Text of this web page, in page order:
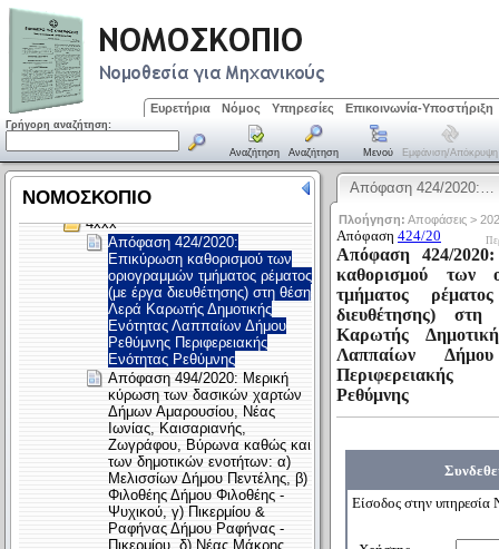
Ευρετήρια Νόμος Υπηρεσίες Επικοινωνία-Υποστήριξη
Γρήγορη αναζήτηση:
Αναζήτηση Αναζήτηση Μενού Εμφάνιση/απόκρυψη
Απόφαση 424/2020:…